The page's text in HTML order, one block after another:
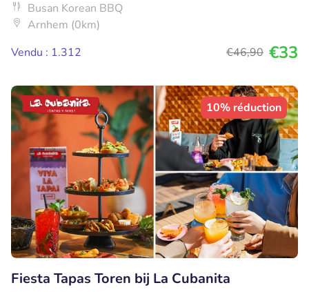
Busan Korean BBQ
Arnhem (0km)
Vendu : 1.312
€46,90 €33
10% réduction
Fiesta Tapas Toren bij La Cubanita